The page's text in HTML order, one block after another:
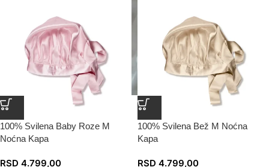
100% Svilena Baby Roze M
Noćna Kapa
RSD 4.799,00
100% Svilena Bež M Noćna
Kapa
RSD 4.799,00